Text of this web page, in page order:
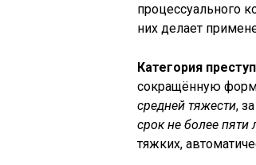
процессуального
них делает
Категория
сокращённую
средней тяжести,
срок не более пяти
тяжких,